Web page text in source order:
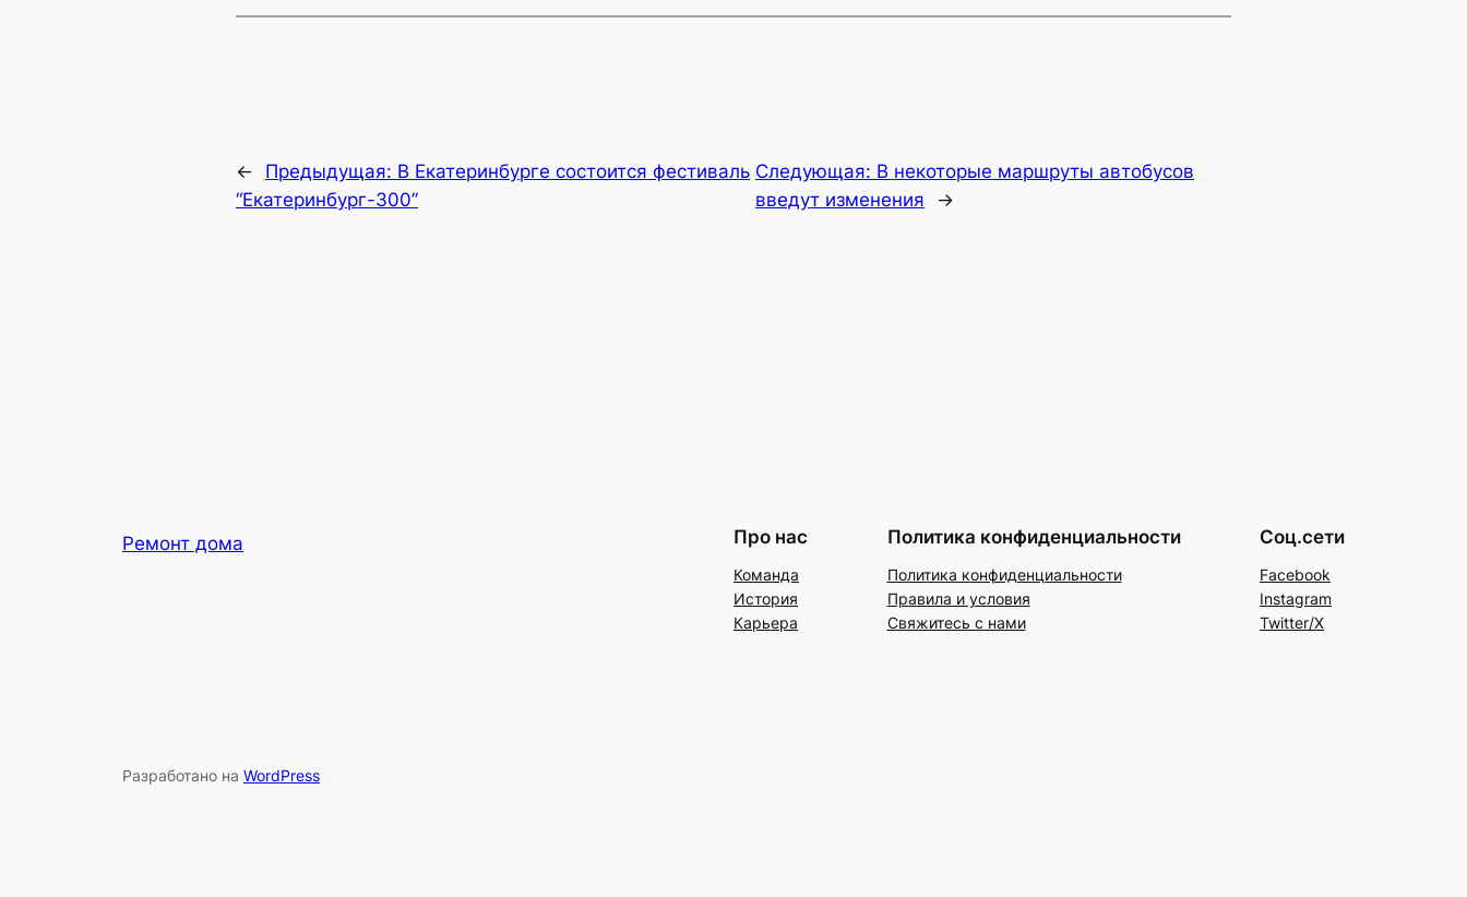
← Предыдущая: В Екатеринбурге состоится фестиваль
“Екатеринбург-300”
Следующая: В некоторые маршруты автобусов
введут изменения
→
Ремонт дома Про нас
Команда
История
Карьера
Политика конфиденциальности
Политика конфиденциальности
Правила и условия
Свяжитесь с нами
Соц.сети
Facebook
Instagram
Twitter/X
Разработано на WordPress